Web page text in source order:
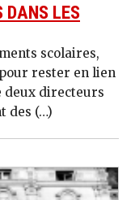
DANS LES
scolaires,
rester en lien
deux directeurs
des (…)